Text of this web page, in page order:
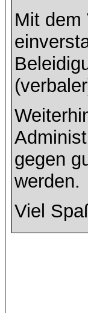
Mit dem
gegen
werden.
Viel